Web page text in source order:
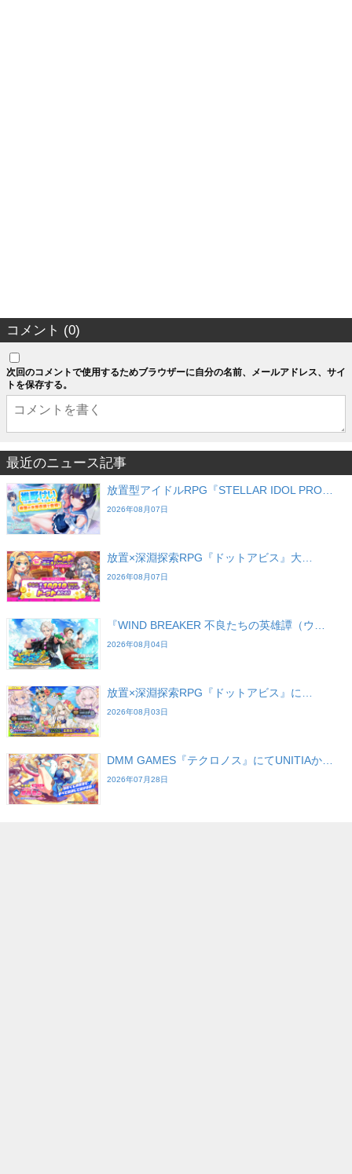
コメント (0)
次回のコメントで使用するためブラウザーに自分の名前、メールアドレス、サイ
トを保存する。
最近のニュース記事
放置型アイドルRPG『STELLAR IDOL PRO…
2026年08月07日
放置×深淵探索RPG『ドットアビス』大…
2026年08月07日
『WIND BREAKER 不良たちの英雄譚（ウ…
2026年08月04日
放置×深淵探索RPG『ドットアビス』に…
2026年08月03日
DMM GAMES『テクロノス』にてUNITIAか…
2026年07月28日